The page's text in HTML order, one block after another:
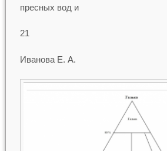
пресных вод и
21
Иванова Е. А.